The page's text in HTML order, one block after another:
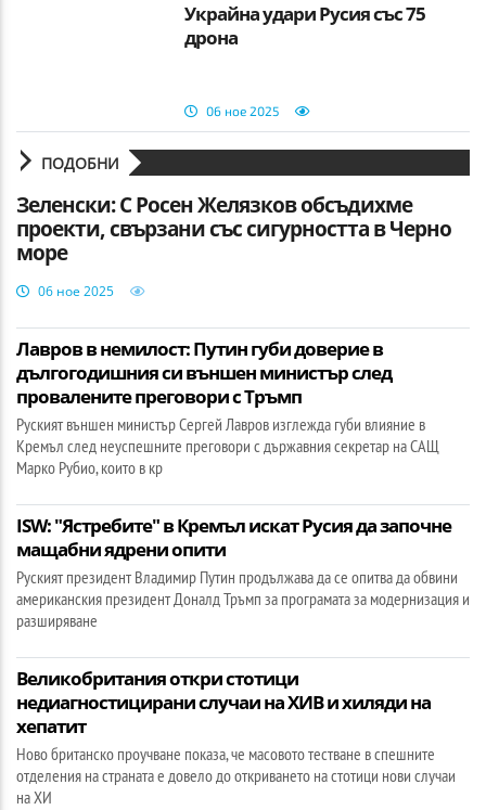
Украйна удари Русия със 75
дрона
06 ное 2025
ПОДОБНИ
Зеленски: С Росен Желязков обсъдихме
проекти, свързани със сигурността в Черно
море
06 ное 2025
Лавров в немилост: Путин губи доверие в
дългогодишния си външен министър след
провалените преговори с Тръмп
Руският външен министър Сергей Лавров изглежда губи влияние в
Кремъл след неуспешните преговори с държавния секретар на САЩ
Марко Рубио, които в кр
ISW: "Ястребите" в Кремъл искат Русия да започне
мащабни ядрени опити
Руският президент Владимир Путин продължава да се опитва да обвини
американския президент Доналд Тръмп за програмата за модернизация и
разширяване
Великобритания откри стотици
недиагностицирани случаи на ХИВ и хиляди на
хепатит
Ново британско проучване показа, че масовото тестване в спешните
отделения на страната е довело до откриването на стотици нови случаи
на ХИ